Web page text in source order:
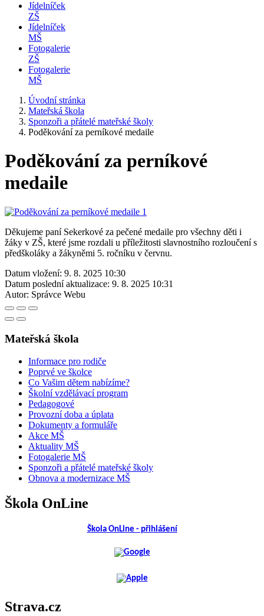
Jídelníček
ZŠ
Jídelníček
MŠ
Fotogalerie
ZŠ
Fotogalerie
MŠ
Úvodní stránka
Mateřská škola
Sponzoři a přátelé mateřské školy
Poděkování za perníkové medaile
Poděkování za perníkové
medaile
Děkujeme paní Sekerkové za pečené medaile pro všechny děti i
žáky v ZŠ, které jsme rozdali u příležitosti slavnostního rozloučení s
předškoláky a žákyněmi 5. ročníku v červnu.
Datum vložení: 9. 8. 2025 10:30
Datum poslední aktualizace: 9. 8. 2025 10:31
Autor: Správce Webu
Mateřská škola
Informace pro rodiče
Poprvé ve školce
Co Vašim dětem nabízíme?
Školní vzdělávací program
Pedagogové
Provozní doba a úplata
Dokumenty a formuláře
Akce MŠ
Aktuality MŠ
Fotogalerie MŠ
Sponzoři a přátelé mateřské školy
Obnova a modernizace MŠ
Škola OnLine
Škola OnLine - přihlášení
Strava.cz